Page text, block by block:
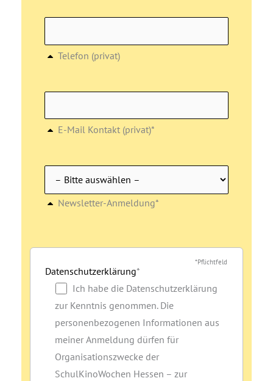
Telefon (privat)
E-Mail Kontakt (privat)*
Newsletter-Anmeldung*
*Pflichtfeld
Datenschutzerklärung*
Ich habe die Datenschutzerklärung
zur Kenntnis genommen. Die
personenbezogenen Informationen aus
meiner Anmeldung dürfen für
Organisationszwecke der
SchulKinoWochen Hessen – zur